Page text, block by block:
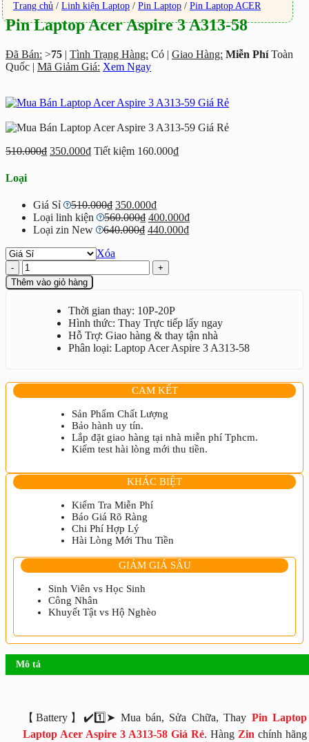
Trang chủ / Linh kiện Laptop / Pin Laptop / Pin Laptop ACER
Pin Laptop Acer Aspire 3 A313-58
Đã Bán: >75 | Tình Trạng Hàng: Có | Giao Hàng: Miễn PhíToàn
Quốc | Mã Giảm Giá: Xem Ngay
510.000₫ 350.000₫ Tiết kiệm 160.000₫
Loại
Giá Sỉ 510.000₫ Giá
gốc
là:
350.000₫Giá
hiện
tại
Loại linh kiện 560.000₫ Giá
gốc
400.000₫Giá
Loại zin New 640.000₫ Giá
640.000₫.
440.000₫Giá
Xóa
Pin
Laptop
Acer
Thêm vào giỏ hàng
Thời gian thay: 10P-20P
Hình thức: Thay Trực tiếp lấy ngay
Hỗ Trợ: Giao hàng & thay tận nhà
Phân loại: Laptop Acer Aspire 3 A313-58
CAM KẾT
Sản Phẩm Chất Lượng
Bảo hành uy tín.
Lắp đặt giao hàng tại nhà miễn phí Tphcm.
Kiểm test hài lòng mới thu tiền.
KHÁC BIỆT
Kiểm Tra Miễn Phí
Báo Giá Rõ Ràng
Chi Phí Hợp Lý
Hài Lòng Mới Thu Tiền
GIẢM GIÁ SÂU
Sinh Viên vs Học Sinh
Công Nhân
Khuyết Tật vs Hộ Nghèo
Mô tả
【Battery】✔️1️⃣➤ Mua bán, Sửa Chữa, Thay Pin Laptop
Laptop Acer Aspire 3 A313-58 Giá Rẻ. Hàng Zin chính hãng